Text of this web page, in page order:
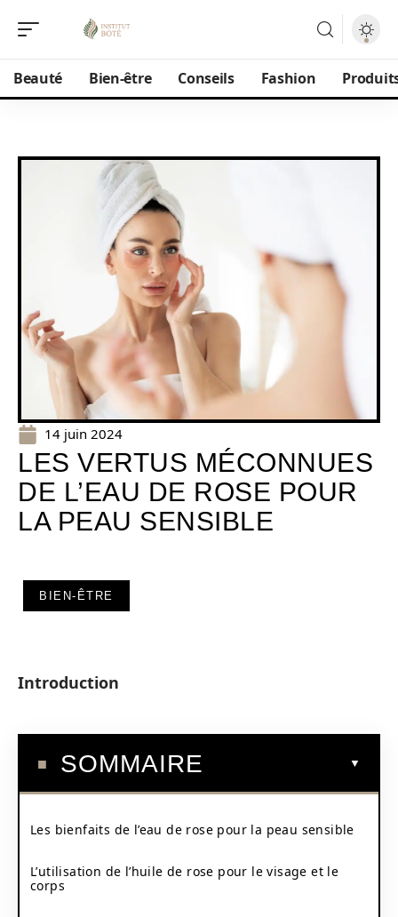
Beauté Bien-être Conseils Fashion
14 juin 2024
LES VERTUS MÉCONNUES
DE L’EAU DE ROSE POUR
LA PEAU SENSIBLE
BIEN-ÊTRE
Introduction
SOMMAIRE
Les bienfaits de l’eau de rose pour la peau sensible
L’utilisation de l’huile de rose pour le visage et le
corps